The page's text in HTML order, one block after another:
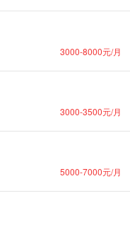
3000-8000元/月
3000-3500元/月
5000-7000元/月